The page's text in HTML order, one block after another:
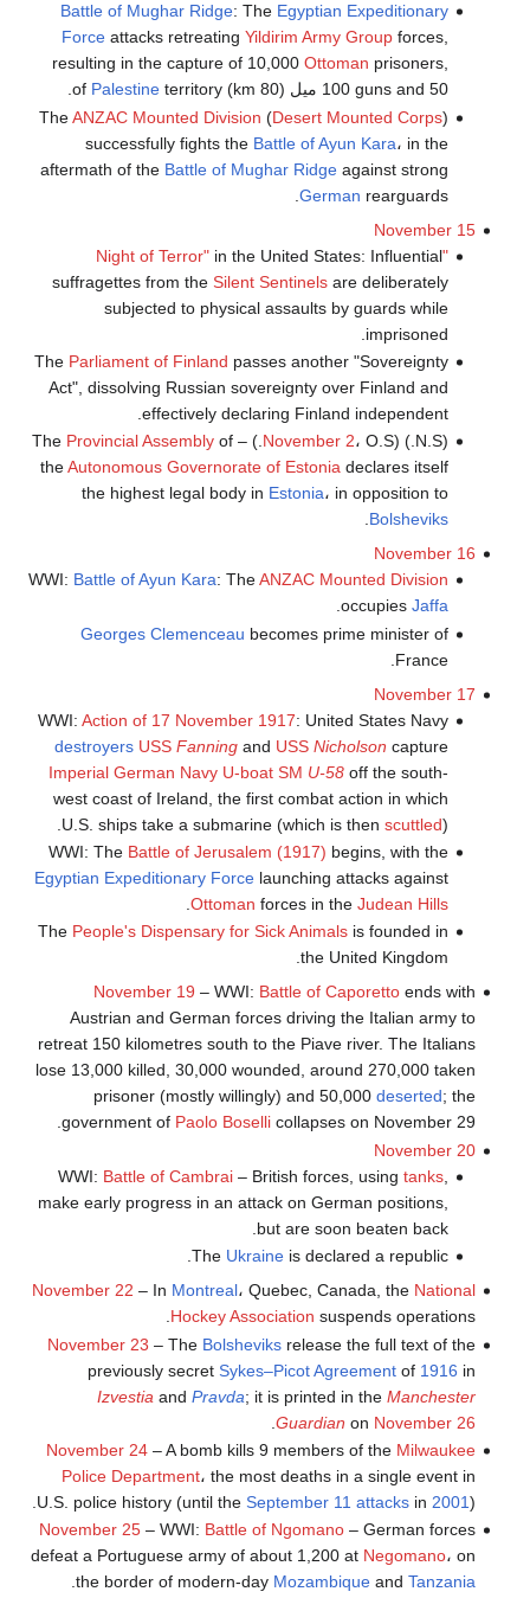
Battle of Mughar Ridge: The Egyptian Expeditionary
Force attacks retreatingYildirim Army Group forces,
resulting in the capture of 10,000Ottoman prisoners,
100 guns and 50 ميل (80 km) of
Palestine territory.
TheANZAC Mounted Division (Desert Mounted Corps)
successfully fights the Battle of Ayun Kara، in the
aftermath of the Battle of Mughar Ridge against strong
German rearguards.
November 15
"Night of Terror"
in the United States: Influential
suffragettes from theSilent Sentinels are deliberately
subjected to physical assaults by guards while
imprisoned.
The Parliament of Finland passes another "Sovereignty
Act", dissolving Russian sovereignty over Finland and
effectively declaring Finland independent.
(N.S.) (
November 2، O.S.) – The Provincial Assembly of
theAutonomous Governorate of Estonia declares itself
the highest legal body in Estonia، in opposition to
Bolsheviks
.
November 16
WWI: Battle of Ayun Kara: TheANZAC Mounted Division
occupiesJaffa
.
Georges Clemenceau becomes prime minister of
France.
November 17
WWI:Action of 17 November 1917: United States Navy
destroyers USSFanning and USSNicholson capture
Imperial German Navy U-boat SM U-58 off the south-
west coast of Ireland, the first combat action in which
U.S. ships take a submarine (which is thenscuttled).
WWI: The Battle of Jerusalem (1917) begins, with the
Egyptian Expeditionary Force launching attacks against
Ottoman forces in theJudean Hills
.
The People's Dispensary for Sick Animals is founded in
the United Kingdom.
November 19 – WWI: Battle of Caporettoends with
Austrian and German forces driving the Italian army to
retreat 150 kilometres south to the Piave river. The Italians
lose 13,000 killed, 30,000 wounded, around 270,000 taken
prisoner (mostly willingly) and 50,000 deserted; the
government of Paolo Bosellicollapses on November 29.
November 20
WWI: Battle of Cambrai – British forces, usingtanks
make early progress in an attack on German positions,
but are soon beaten back.
The Ukraine is declared a republic.
November 22 – In Montreal، Quebec, Canada, the National
Hockey Association suspends operations.
November 23 – The Bolsheviksrelease the full text of the
previously secret Sykes–Picot Agreementof 1916 in
Izvestia and Pravda; it is printed in the Manchester
Guardian on November 26
November 24– A bomb kills 9 members of the Milwaukee
Police Department، the most deaths in a single event in
U.S. police history (until the September 11 attacksin 2001).
November 25– WWI: Battle of Ngomano– German forces
defeat a Portuguese army of about 1,200 at Negomano، on
the border of modern-day Mozambiqueand Tanzania
.